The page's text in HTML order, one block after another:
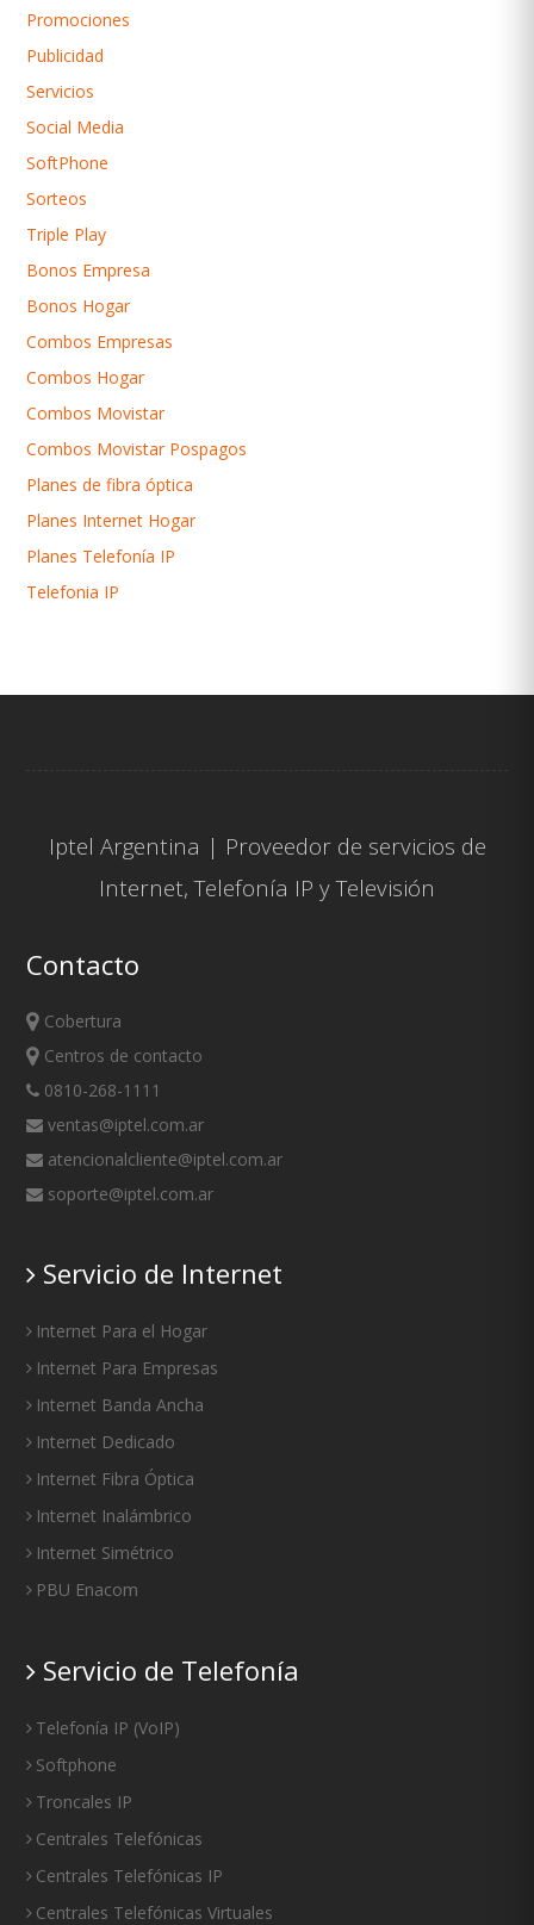
Promociones
Publicidad
Servicios
Social Media
SoftPhone
Sorteos
Triple Play
Bonos Empresa
Bonos Hogar
Combos Empresas
Combos Hogar
Combos Movistar
Combos Movistar Pospagos
Planes de fibra óptica
Planes Internet Hogar
Planes Telefonía IP
Telefonia IP
Iptel Argentina | Proveedor de servicios de
Internet,Telefonía IP yTelevisión
Contacto
Cobertura
Centros de contacto
0810-268-1111
ventas@iptel.com.ar
atencionalcliente@iptel.com.ar
soporte@iptel.com.ar
Servicio de Internet
Internet Para el Hogar
Internet Para Empresas
Internet Banda Ancha
Internet Dedicado
Internet Fibra Óptica
Internet Inalámbrico
Internet Simétrico
PBU Enacom
Servicio de Telefonía
Telefonía IP (VoIP)
Softphone
Troncales IP
Centrales Telefónicas
Centrales Telefónicas IP
Centrales Telefónicas Virtuales